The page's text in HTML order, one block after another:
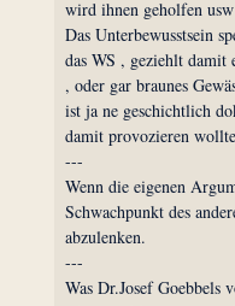
wird ihnen geholfen
Das Unterbewusstsein
das WS , geziehlt damit
, oder gar braunes
ist ja ne geschichtlich
damit provozieren
---
Wenn die eigenen
Schwachpunkt des
abzulenken.
---
Was Dr.Josef Goebbels